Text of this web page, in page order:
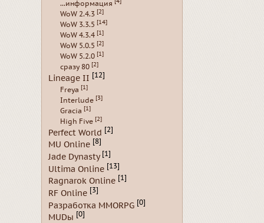
...информация
WoW 2.4.3 [2]
WoW 3.3.5 [14]
WoW 4.3.4 [1]
WoW 5.0.5 [2]
WoW 5.2.0 [1]
сразу 80 [2]
Lineage II [12]
Freya [1]
Interlude [3]
Gracia [1]
High Five [2]
Perfect World [2]
MU Online [8]
Jade Dynasty [1]
Ultima Online [13]
Ragnarok Online [1]
RF Online [3]
Разработка MMORPG [0]
MUDы [0]